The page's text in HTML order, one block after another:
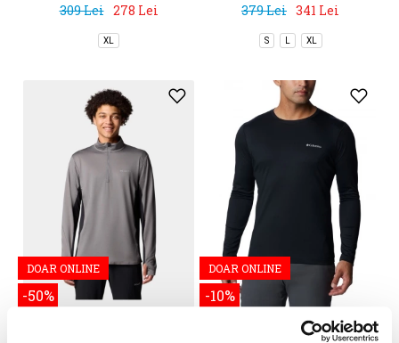
309 Lei 278 Lei
XL
379 Lei 341 Lei
S L XL
DOAR ONLINE
-50%
DOAR ONLINE
-10%
Zero Rules Long Sleeve